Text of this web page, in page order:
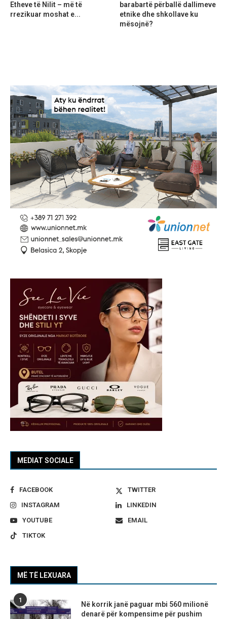
MEDIAT SOCIALE
FACEBOOK
TWITTER
INSTAGRAM
LINKEDIN
YOUTUBE
EMAIL
TIKTOK
MË TË LEXUARA
1
Në korrik janë paguar mbi 560 milionë
denarë për kompensime për pushim
Etheve të Nilit – më të
rrezikuar moshat e...
barabartë përballë dallimeve
etnike dhe shkollave ku
mësojnë?